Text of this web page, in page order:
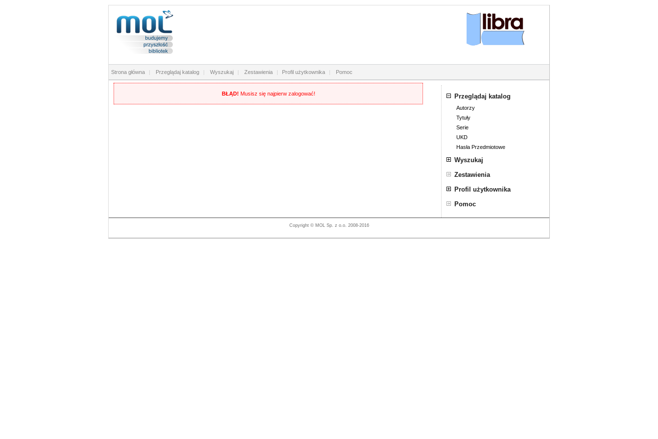
Strona główna | Przeglądaj katalog | Wyszukaj | Zestawienia | Profil użytkownika | Pomoc
BŁĄD! Musisz się najpierw zalogować! Przeglądaj katalog
Autorzy
Tytuły
Serie
UKD
Hasła Przedmiotowe
Wyszukaj
Wyszukiwanie złożone
Zestawienia
Profil użytkownika
Zaloguj się
Pomoc
Copyright © MOL Sp. z o.o. 2008-2016